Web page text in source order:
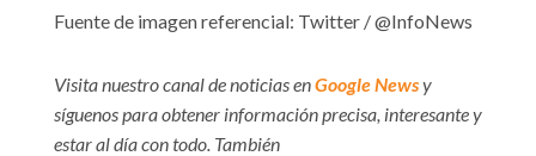
Fuente de imagen referencial: Twitter / @InfoNews
Visita nuestro canal de noticias enGoogle Newsy
síguenos para obtener información precisa, interesante y
estar al día con todo. También